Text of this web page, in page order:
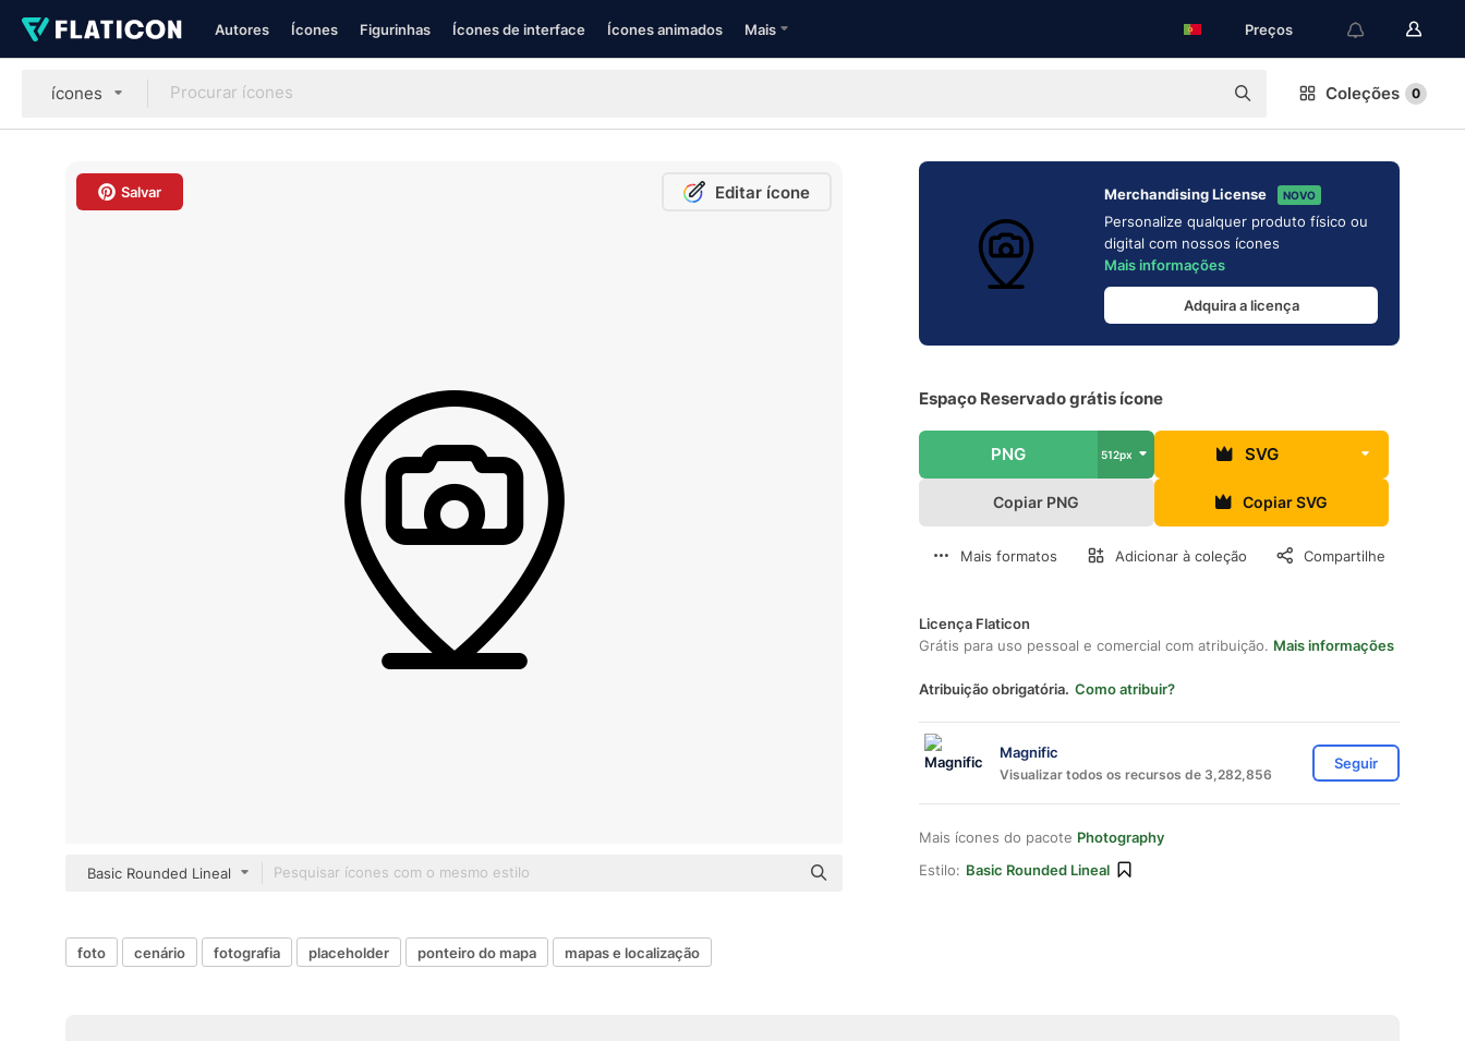
Autores Ícones Figurinhas Ícones de interface Ícones animados Mais Preços
ícones Coleções 0
Salvar Editar ícone
Basic Rounded Lineal
Merchandising License NOVO
Personalize qualquer produto físico ou
digital com nossos ícones
Mais informações
Adquira a licença
Espaço Reservado grátis ícone
PNG 512px SVG
Copiar PNG Copiar SVG
Mais formatos Adicionar à coleção Compartilhe
Licença Flaticon
Grátis para uso pessoal e comercial com atribuição. Mais informações
Atribuição obrigatória. Como atribuir?
Magnific
Visualizar todos os recursos de 3,282,856
Seguir
Mais ícones do pacote Photography
Estilo: Basic Rounded Lineal
foto cenário fotografia placeholder ponteiro do mapa mapas e localização